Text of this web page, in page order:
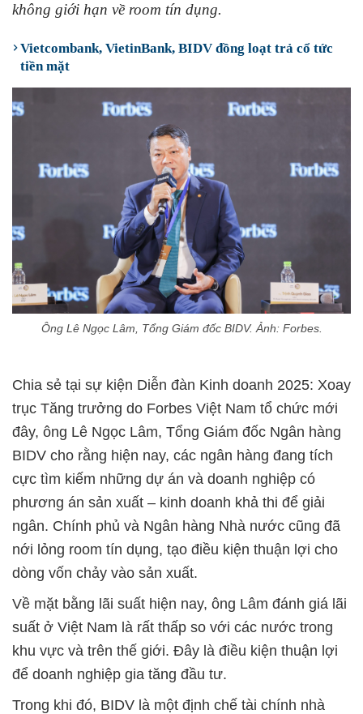
không giới hạn về room tín dụng.
Vietcombank, VietinBank, BIDV đồng loạt trả cổ tức
tiền mặt
Ông Lê Ngọc Lâm, Tổng Giám đốc BIDV. Ảnh: Forbes.
Chia sẻ tại sự kiện Diễn đàn Kinh doanh 2025: Xoay
trục Tăng trưởng do Forbes Việt Nam tổ chức mới
đây, ông Lê Ngọc Lâm, Tổng Giám đốc Ngân hàng
BIDV cho rằng hiện nay, các ngân hàng đang tích
cực tìm kiếm những dự án và doanh nghiệp có
phương án sản xuất – kinh doanh khả thi để giải
ngân. Chính phủ và Ngân hàng Nhà nước cũng đã
nới lỏng room tín dụng, tạo điều kiện thuận lợi cho
dòng vốn chảy vào sản xuất.
Về mặt bằng lãi suất hiện nay, ông Lâm đánh giá lãi
suất ở Việt Nam là rất thấp so với các nước trong
khu vực và trên thế giới. Đây là điều kiện thuận lợi
để doanh nghiệp gia tăng đầu tư.
Trong khi đó, BIDV là một định chế tài chính nhà